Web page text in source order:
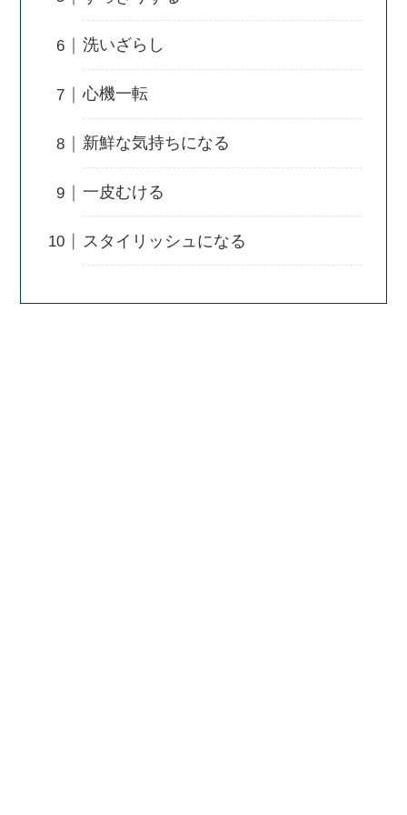
洗いざらし
心機一転
新鮮な気持ちになる
一皮むける
スタイリッシュになる